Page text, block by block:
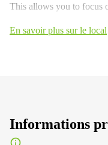
This allows you to focus
En savoir plus sur le local
Informations